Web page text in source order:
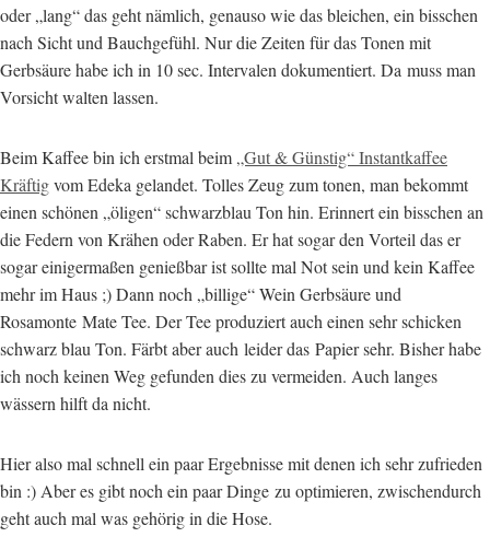
oder „lang“ das geht nämlich, genauso wie das bleichen, ein bisschen
nach Sicht und Bauchgefühl. Nur die Zeiten für das Tonen mit
Gerbsäure habe ich in 10 sec. Intervalen dokumentiert. Da muss man
Vorsicht walten lassen.
Beim Kaffee bin ich erstmal beim „Gut & Günstig“ Instantkaffee
Kräftigvom Edeka gelandet. Tolles Zeug zum tonen, man bekommt
einen schönen „öligen“ schwarzblau Ton hin. Erinnert ein bisschen an
die Federn von Krähen oder Raben. Er hat sogar den Vorteil das er
sogar einigermaßen genießbar ist sollte mal Not sein und kein Kaffee
mehr im Haus ;) Dann noch „billige“ Wein Gerbsäure und
Rosamonte Mate Tee. Der Tee produziert auch einen sehr schicken
schwarz blau Ton. Färbt aber auch leider das Papier sehr. Bisher habe
ich noch keinen Weg gefunden dies zu vermeiden. Auch langes
wässern hilft da nicht.
Hier also mal schnell ein paar Ergebnisse mit denen ich sehr zufrieden
bin :) Aber es gibt noch ein paar Dinge zu optimieren, zwischendurch
geht auch mal was gehörig in die Hose.